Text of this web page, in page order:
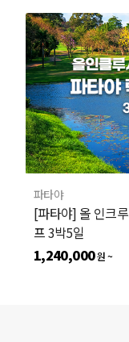
파타야
[파타야] 올 인크
프 3박5일
1,240,000원 ~